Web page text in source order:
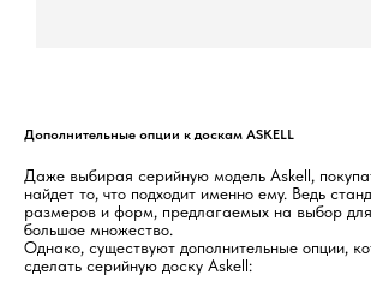
Дополнительные опции к доскам ASKELL
Даже выбирая серийную модель Askell,
найдет то, что подходит именно ему. Ведь
размеров и форм, предлагаемых на выбор
большое множество.
Однако, существуют дополнительные опции,
сделать серийную доску Askell: